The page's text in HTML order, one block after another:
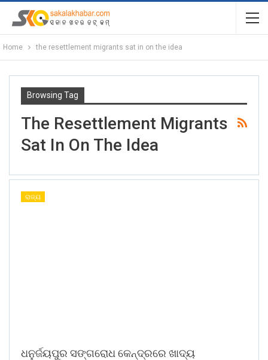
Home the resettlement migrants sat in on the idea
Browsing Tag
The Resettlement Migrants
Sat In On The Idea
ରାଜ୍ୟ
ଧନୁର୍ଜୟପୁର ସଙ୍ଗରୋଧ କେନ୍ଦ୍ରରେ ଖାଦ୍ୟ